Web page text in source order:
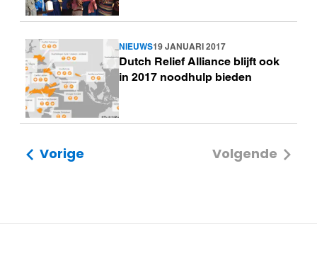
NIEUWS19 JANUARI 2017
Dutch Relief Alliance blijft ook
in 2017 noodhulp bieden
Lees
meer
Vorige Volgende